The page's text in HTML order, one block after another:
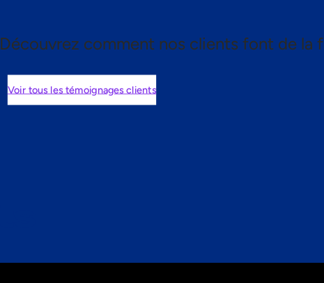
Découvrez comment nos clients font de la
Voir tous les témoignages clients